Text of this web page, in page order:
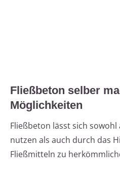
Fließbeton selber
Möglichkeiten
Fließbeton lässt sich
nutzen als auch durch das
Fließmitteln zu